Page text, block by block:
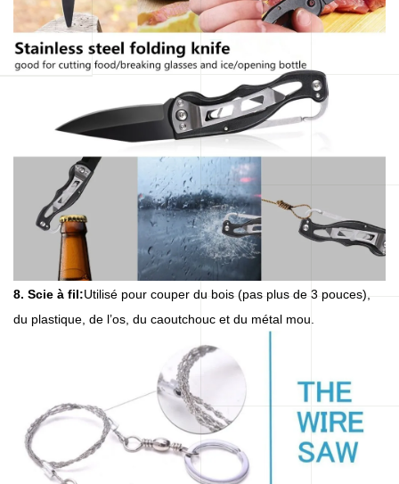
8. Scie à fil:Utilisé pour couper du bois (pas plus de 3 pouces),
du plastique, de l’os, du caoutchouc et du métal mou.